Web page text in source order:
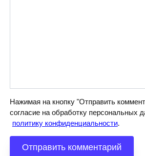
Нажимая на кнопку "Отправить
согласие на обработку персональных
политику конфиденциальности.